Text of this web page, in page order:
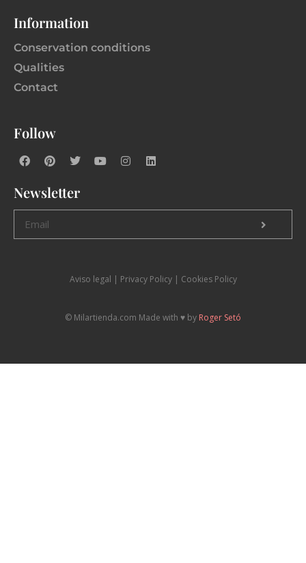
Information
Conservation conditions
Qualities
Contact
Follow
Newsletter
Aviso legal | Privacy Policy | Cookies Policy
© Milartienda.com Made with ♥️ by Roger Setó